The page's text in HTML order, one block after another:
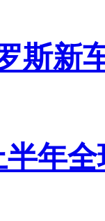
斯新
年